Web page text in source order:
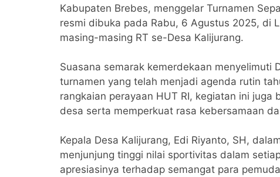
Kabupaten Brebes, menggelar Turnamen
resmi dibuka pada Rabu, 6 Agustus 2025, di
masing-masing RT se-Desa Kalijurang.
Suasana semarak kemerdekaan menyelimuti
turnamen yang telah menjadi agenda rutin
rangkaian perayaan HUT RI, kegiatan ini
desa serta memperkuat rasa kebersamaan
Kepala Desa Kalijurang, Edi Riyanto, SH,
menjunjung tinggi nilai sportivitas dalam
apresiasinya terhadap semangat para